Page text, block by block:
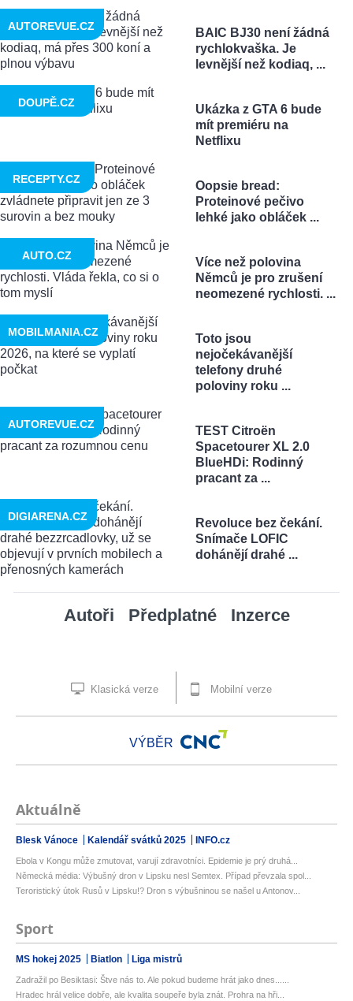
BAIC BJ30 není žádná
rychlokvaška. Je
levnější než kodiaq, ...
AUTOREVUE.CZ
Ukázka z GTA 6 bude
mít premiéru na
Netflixu
DOUPĚ.CZ
Oopsie bread:
Proteinové pečivo
lehké jako obláček ...
RECEPTY.CZ
Více než polovina
Němců je pro zrušení
neomezené rychlosti. ...
AUTO.CZ
Toto jsou
nejočekávanější
telefony druhé
poloviny roku ...
MOBILMANIA.CZ
TEST Citroën
Spacetourer XL 2.0
BlueHDi: Rodinný
pracant za ...
AUTOREVUE.CZ
Revoluce bez čekání.
Snímače LOFIC
dohánějí drahé ...
DIGIARENA.CZ
Autoři Předplatné Inzerce
Klasická verze Mobilní verze
VÝBĚR
Aktuálně
Blesk Vánoce Kalendář svátků 2025 INFO.cz
Ebola v Kongu může zmutovat, varují zdravotníci. Epidemie je prý druhá...
Německá média: Výbušný dron v Lipsku nesl Semtex. Případ převzala spol...
Teroristický útok Rusů v Lipsku!? Dron s výbušninou se našel u Antonov...
Sport
MS hokej 2025 Biatlon Liga mistrů
Zadražil po Besiktasi: Štve nás to. Ale pokud budeme hrát jako dnes......
Hradec hrál velice dobře, ale kvalita soupeře byla znát. Prohra na hři...